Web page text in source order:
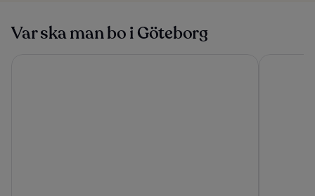
Var ska man bo i Göteborg